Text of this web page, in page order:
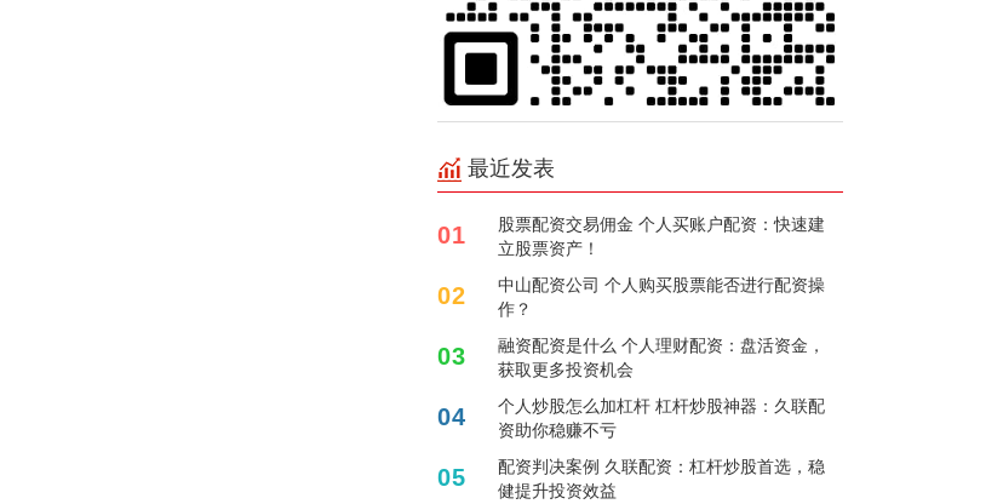
最近发表
01
股票配资交易佣金 个人买账户配资：快速建
立股票资产！
02
中山配资公司 个人购买股票能否进行配资操
作？
03
融资配资是什么 个人理财配资：盘活资金，
获取更多投资机会
04
个人炒股怎么加杠杆 杠杆炒股神器：久联配
资助你稳赚不亏
05
配资判决案例 久联配资：杠杆炒股首选，稳
健提升投资效益